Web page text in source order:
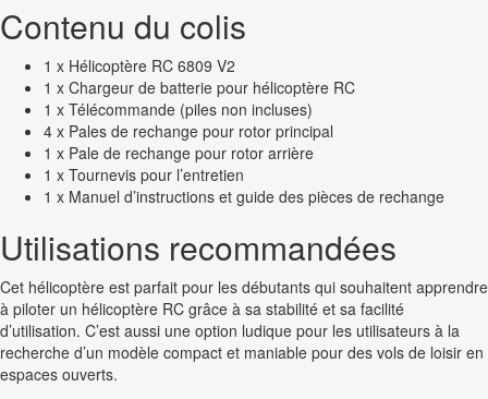
Contenu du colis
1 x Hélicoptère RC 6809 V2
1 x Chargeur de batterie pour hélicoptère RC
1 x Télécommande (piles non incluses)
4 x Pales de rechange pour rotor principal
1 x Pale de rechange pour rotor arrière
1 x Tournevis pour l’entretien
1 x Manuel d’instructions et guide des pièces de rechange
Utilisations recommandées
Cet hélicoptère est parfait pour les débutants qui souhaitent apprendre
à piloter un hélicoptère RC grâce à sa stabilité et sa facilité
d’utilisation. C’est aussi une option ludique pour les utilisateurs à la
recherche d’un modèle compact et maniable pour des vols de loisir en
espaces ouverts.